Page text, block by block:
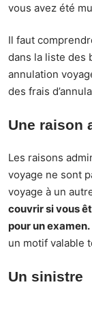
vous avez été
Il faut
dans la liste des
annulation
des frais
Une raison
Les raisons
voyage ne sont
voyage à un
couvrir si vous
pour un examen.
un motif valable
Un sinistre